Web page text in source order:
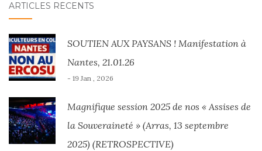
ARTICLES RÉCENTS
SOUTIEN AUX PAYSANS ! Manifestation à
Nantes, 21.01.26
- 19 Jan , 2026
Magnifique session 2025 de nos « Assises de
la Souveraineté » (Arras, 13 septembre
2025) (RETROSPECTIVE)